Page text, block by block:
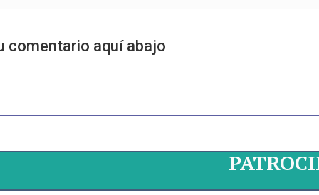
comentario aquí abajo